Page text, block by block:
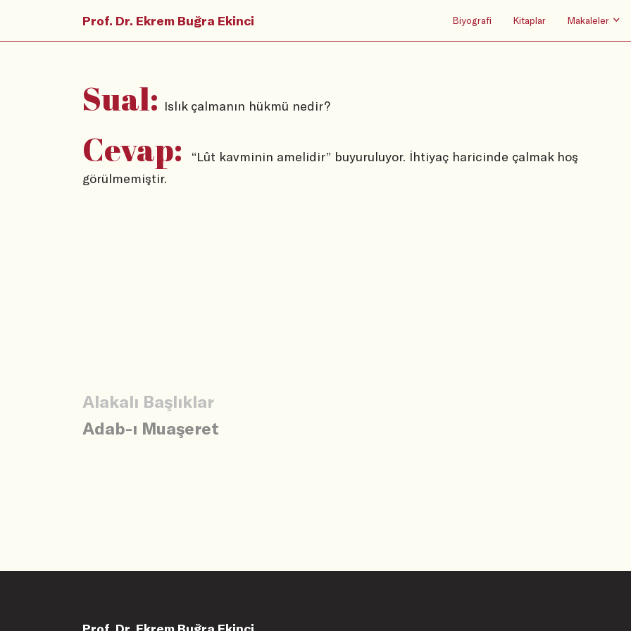
Prof. Dr. Ekrem Buğra Ekinci Biyografi Kitaplar Makaleler
Sual: Islık çalmanın hükmü nedir?
Cevap:
“Lût kavminin amelidir” buyuruluyor. İhtiyaç haricinde çalmak hoş
görülmemiştir.
Alakalı Başlıklar
Adab-ı Muaşeret